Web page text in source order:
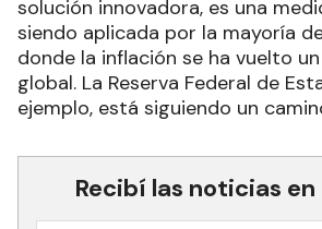
solución innovadora, es una
siendo aplicada por la mayoría
donde la inflación se ha vuelto
global. La Reserva Federal de
ejemplo, está siguiendo un
Recibí las noticias